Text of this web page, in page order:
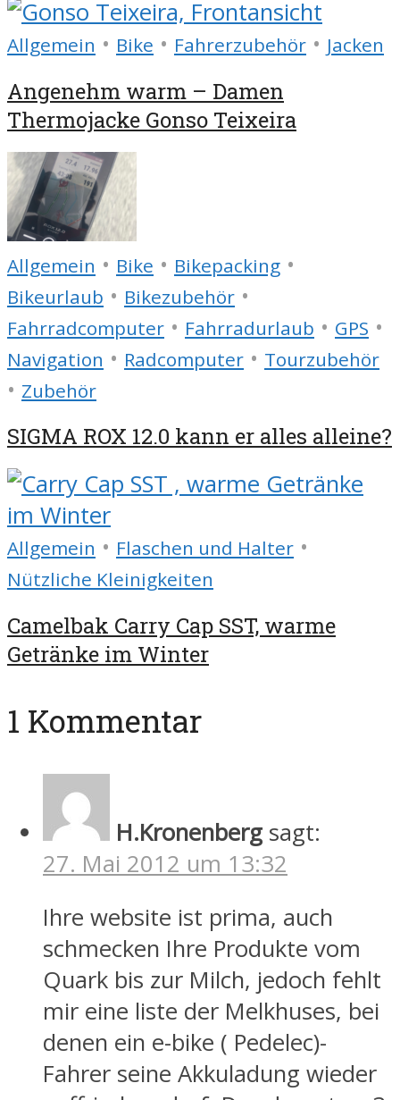
Allgemein • Bike • Fahrerzubehör • Jacken
Angenehm warm – Damen
Thermojacke Gonso Teixeira
Allgemein • Bike • Bikepacking •
Bikeurlaub • Bikezubehör •
Fahrradcomputer • Fahrradurlaub • GPS •
Navigation • Radcomputer • Tourzubehör
• Zubehör
SIGMA ROX 12.0 kann er alles alleine?
Allgemein • Flaschen und Halter •
Nützliche Kleinigkeiten
Camelbak Carry Cap SST, warme
Getränke im Winter
1 Kommentar
H.Kronenberg sagt:
27. Mai 2012 um 13:32
Ihre website ist prima, auch
schmecken Ihre Produkte vom
Quark bis zur Milch, jedoch fehlt
mir eine liste der Melkhuses, bei
denen ein e-bike ( Pedelec)-
Fahrer seine Akkuladung wieder